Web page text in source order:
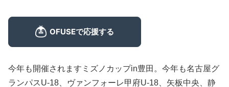
今年も開催されますミズノカップin豊田。今年も名古屋グ
ランパスU-18、ヴァンフォーレ甲府U-18、矢板中央、静